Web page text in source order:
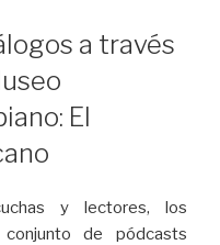
a través
El
y lectores, los
de pódcasts